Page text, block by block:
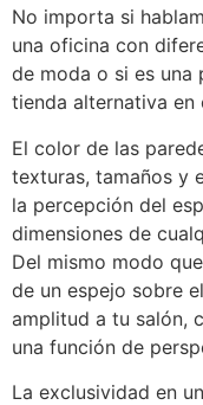
No importa si
una oficina con
de moda o si es una
tienda alternativa en
El color de las
texturas, tamaños y
la percepción del
dimensiones de
Del mismo modo
de un espejo sobre
amplitud a tu salón,
una función de
La exclusividad en